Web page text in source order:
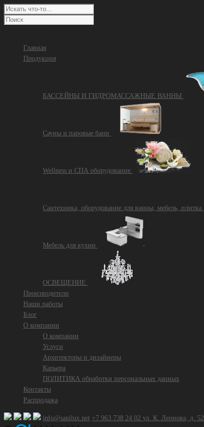
Главная
Продукция
БАССЕЙНЫ И ГИДРОМАССАЖНЫЕ ВАННЫ
Сауны и паровые бани
Wellness и СПА оборудование
Сантехника, оборудование для ванны, мебель, плитка
Mебель для кухни
ОСВЕЩЕНИЕ
Производители
Наши работы
Блог
О компании
О компании
Услуги
Архитекторы и дизайнеры
Карьера
ПОЛИТИКА обработки персональных данных
Контакты
Распродажа
info@sanilux.net +7 963 738 24 02 ул. К. Леонова, д. 52